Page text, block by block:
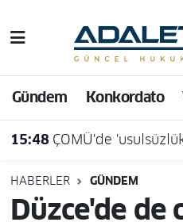
Gündem Konkordato
15:48 ÇOMÜ'de 'usulsüzlük'
HABERLER GÜNDEM
Düzce'de
Hava Durumu
Trafik Durumu
Süper Lig Puan
Tüm Manşetler